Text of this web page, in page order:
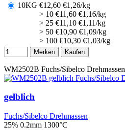
10KG €12,60 €1,26/kg
> 10 €11,60 €1,16/kg
> 25 €11,10 €1,11/kg
> 50 €10,90 €1,09/kg
> 100 €10,30 €1,03/kg
Merken Kaufen
WM2502B Fuchs/Sibelco Drehmassen
gelblich
Fuchs/Sibelco Drehmassen
25% 0.2mm 1300°C